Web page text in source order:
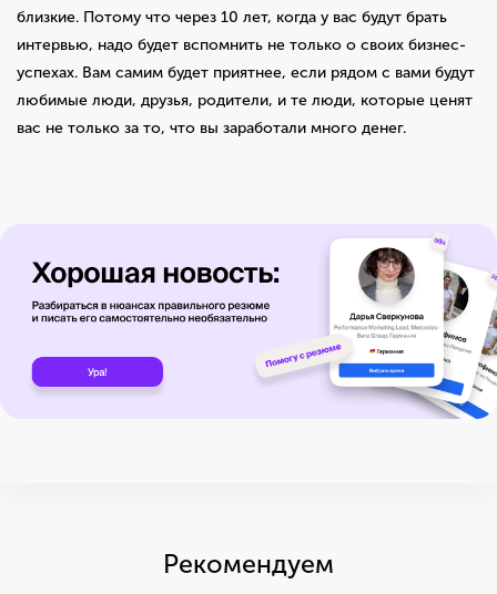
близкие. Потому что через 10 лет, когда у вас будут брать
интервью, надо будет вспомнить не только о своих бизнес-
успехах. Вам самим будет приятнее, если рядом с вами будут
любимые люди, друзья, родители, и те люди, которые ценят
вас не только за то, что вы заработали много денег.
Рекомендуем